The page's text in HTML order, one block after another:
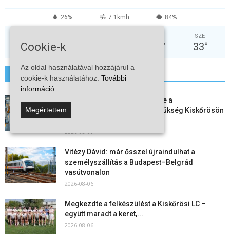
26% 7.1kmh 84%
30° °
SZE
33°
További hírek
Aktuális állásajánlatok: ezekre a
munkavállalókra van most szükség Kiskőrösön
és a...
Vitézy Dávid: már ősszel újraindulhat a
személyszállítás a Budapest–Belgrád
vasútvonalon
2026-08-06
Megkezdte a felkészülést a Kiskőrösi LC –
együtt maradt a keret,...
2026-08-06
Cookie-k
Az oldal használatával hozzájárul a
cookie-k használatához. További
információ
Megértettem